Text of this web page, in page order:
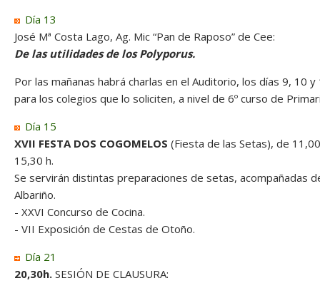
Día 13
José Mª Costa Lago, Ag. Mic “Pan de Raposo” de Cee:
De las utilidades de los Polyporus.
Por las mañanas habrá charlas en el Auditorio, los días 9, 10 y
para los colegios que lo soliciten, a nivel de 6º curso de
Día 15
XVII FESTA DOS COGOMELOS (Fiesta de las Setas), de
15,30 h.
Se servirán distintas preparaciones de setas, acompañadas
Albariño.
- XXVI Concurso de Cocina.
- VII Exposición de Cestas de Otoño.
Día 21
20,30h. SESIÓN DE CLAUSURA: